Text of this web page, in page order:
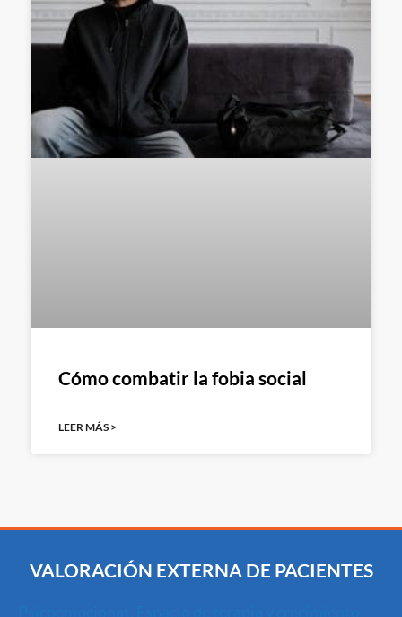
Cómo combatir la fobia social
LEER MÁS >
VALORACIÓN EXTERNA DE PACIENTES